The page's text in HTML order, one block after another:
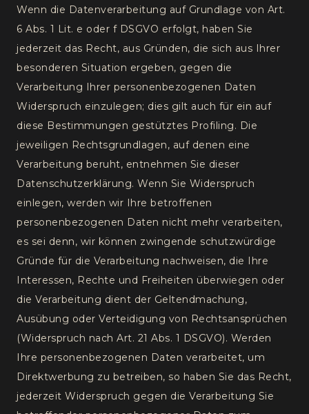
Wenn die Datenverarbeitung auf Grundlage von Art.
6 Abs. 1 Lit. e oder f DSGVO erfolgt, haben Sie
jederzeit das Recht, aus Gründen, die sich aus Ihrer
besonderen Situation ergeben, gegen die
Verarbeitung Ihrer personenbezogenen Daten
Widerspruch einzulegen; dies gilt auch für ein auf
diese Bestimmungen gestütztes Profiling. Die
jeweiligen Rechtsgrundlagen, auf denen eine
Verarbeitung beruht, entnehmen Sie dieser
Datenschutzerklärung. Wenn Sie Widerspruch
einlegen, werden wir Ihre betroffenen
personenbezogenen Daten nicht mehr verarbeiten,
es sei denn, wir können zwingende schutzwürdige
Gründe für die Verarbeitung nachweisen, die Ihre
Interessen, Rechte und Freiheiten überwiegen oder
die Verarbeitung dient der Geltendmachung,
Ausübung oder Verteidigung von Rechtsansprüchen
(Widerspruch nach Art. 21 Abs. 1 DSGVO). Werden
Ihre personenbezogenen Daten verarbeitet, um
Direktwerbung zu betreiben, so haben Sie das Recht,
jederzeit Widerspruch gegen die Verarbeitung Sie